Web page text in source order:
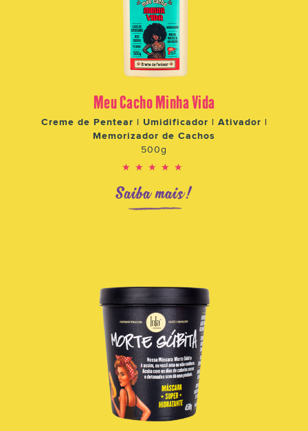
Meu Cacho Minha Vida
Creme de Pentear | Umidificador | Ativador |
Memorizador de Cachos
500g
★★★★★
Saiba mais!